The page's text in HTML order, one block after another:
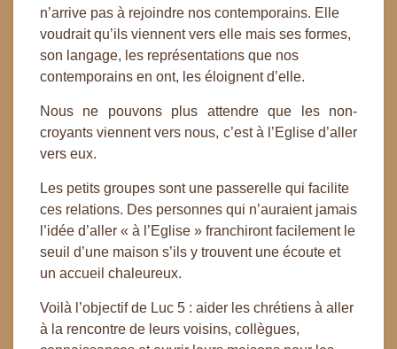
n’arrive pas à rejoindre nos contemporains. Elle
voudrait qu’ils viennent vers elle mais ses formes,
son langage, les représentations que nos
contemporains en ont, les éloignent d’elle.
Nous ne pouvons plus attendre que les non-
croyants viennent vers nous, c’est à l’Eglise d’aller
vers eux.
Les petits groupes sont une passerelle qui facilite
ces relations. Des personnes qui n’auraient jamais
l’idée d’aller « à l’Eglise » franchiront facilement le
seuil d’une maison s’ils y trouvent une écoute et
un accueil chaleureux.
Voilà l’objectif de Luc 5 : aider les chrétiens à aller
à la rencontre de leurs voisins, collègues,